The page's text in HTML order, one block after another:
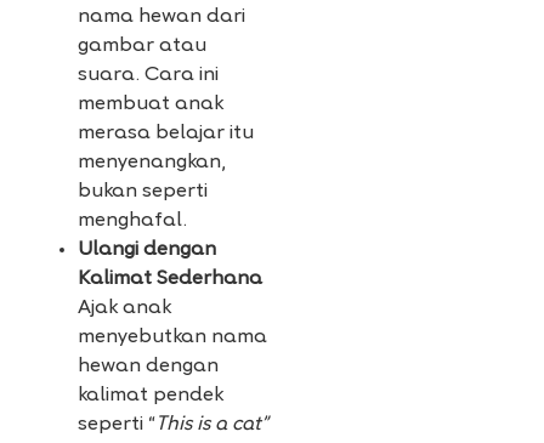
nama hewan dari
gambar atau
suara. Cara ini
membuat anak
merasa belajar itu
menyenangkan,
bukan seperti
menghafal.
Ulangi dengan
Kalimat Sederhana
Ajak anak
menyebutkan nama
hewan dengan
kalimat pendek
seperti “ This is a cat”